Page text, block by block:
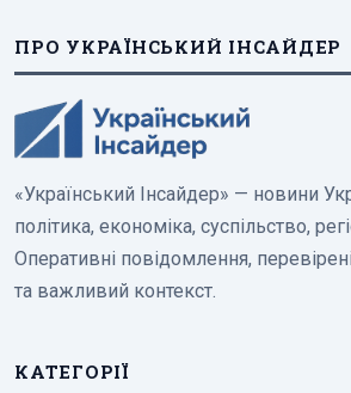
ПРО УКРАЇНСЬКИЙ ІНСАЙДЕР
«Український Інсайдер» — новини
політика, економіка, суспільство,
Оперативні повідомлення,
та важливий контекст.
КАТЕГОРІЇ